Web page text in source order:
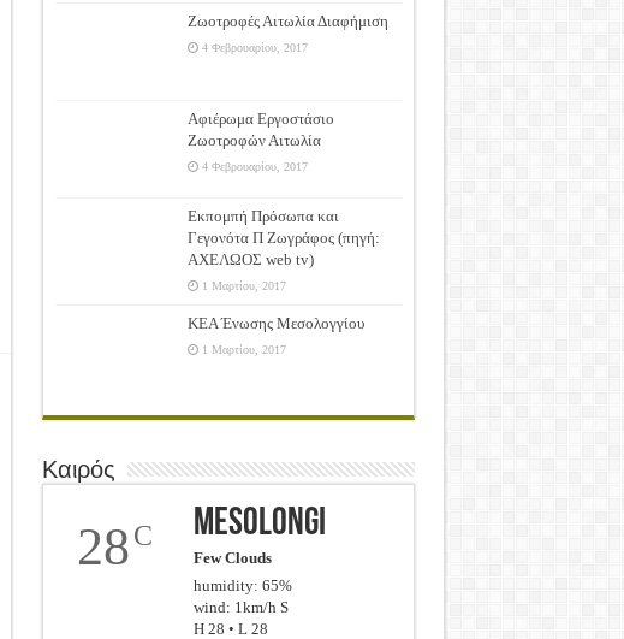
Ζωοτροφές Αιτωλία Διαφήμιση
4 Φεβρουαρίου, 2017
Αφιέρωμα Εργοστάσιο
Ζωοτροφών Αιτωλία
4 Φεβρουαρίου, 2017
Εκπομπή Πρόσωπα και
Γεγονότα Π Ζωγράφος (πηγή:
ΑΧΕΛΩΟΣ web tv)
1 Μαρτίου, 2017
ΚΕΑ Ένωσης Μεσολογγίου
1 Μαρτίου, 2017
Καιρός
28C Mesolongi
Few Clouds
humidity: 65%
wind: 1km/h S
H 28 • L 28